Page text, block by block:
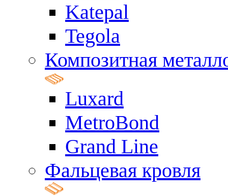
Katepal
Tegola
Композитная
Luxard
MetroBond
Grand Line
Фальцевая кровля